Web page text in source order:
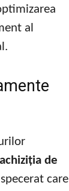
al
achiziția de
care